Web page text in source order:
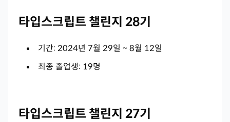
타입스크립트 챌린지 28기
기간: 2024년 7월 29일 ~ 8월 12일
최종 졸업생: 19명
타입스크립트 챌린지 27기